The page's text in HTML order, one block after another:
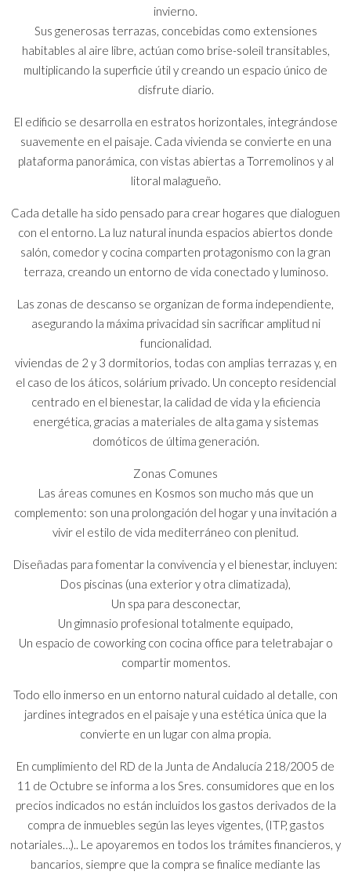
invierno.
Sus generosas terrazas, concebidas como extensiones
habitables al aire libre, actúan como brise-soleil transitables,
multiplicando la superficie útil y creando un espacio único de
disfrute diario.
El edificio se desarrolla en estratos horizontales, integrándose
suavemente en el paisaje. Cada vivienda se convierte en una
plataforma panorámica, con vistas abiertas a Torremolinos y al
litoral malagueño.
Cada detalle ha sido pensado para crear hogares que dialoguen
con el entorno. La luz natural inunda espacios abiertos donde
salón, comedor y cocina comparten protagonismo con la gran
terraza, creando un entorno de vida conectado y luminoso.
Las zonas de descanso se organizan de forma independiente,
asegurando la máxima privacidad sin sacrificar amplitud ni
funcionalidad.
viviendas de 2 y 3 dormitorios, todas con amplias terrazas y, en
el caso de los áticos, solárium privado. Un concepto residencial
centrado en el bienestar, la calidad de vida y la eficiencia
energética, gracias a materiales de alta gama y sistemas
domóticos de última generación.
Zonas Comunes
Las áreas comunes en Kosmos son mucho más que un
complemento: son una prolongación del hogar y una invitación a
vivir el estilo de vida mediterráneo con plenitud.
Diseñadas para fomentar la convivencia y el bienestar, incluyen:
Dos piscinas (una exterior y otra climatizada),
Un spa para desconectar,
Un gimnasio profesional totalmente equipado,
Un espacio de coworking con cocina office para teletrabajar o
compartir momentos.
Todo ello inmerso en un entorno natural cuidado al detalle, con
jardines integrados en el paisaje y una estética única que la
convierte en un lugar con alma propia.
En cumplimiento del RD de la Junta de Andalucía 218/2005 de
11 de Octubre se informa a los Sres. consumidores que en los
precios indicados no están incluidos los gastos derivados de la
compra de inmuebles según las leyes vigentes, (ITP, gastos
notariales…).. Le apoyaremos en todos los trámites financieros, y
bancarios, siempre que la compra se finalice mediante las